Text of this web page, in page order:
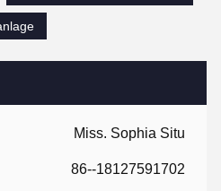
Miss. Sophia Situ
86--18127591702